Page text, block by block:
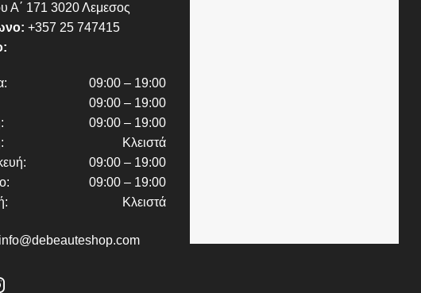
Α΄ 171 3020 Λεμεσος
+357 25 747415
09:00 – 19:00
09:00 – 19:00
09:00 – 19:00
Κλειστά
09:00 – 19:00
09:00 – 19:00
Κλειστά
info@debeauteshop.com